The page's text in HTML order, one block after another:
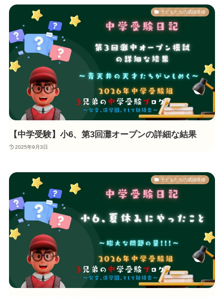
子どもたちの成績推移
【中学受験】小6、第3回灘オープンの詳細な結果
2025年9月3日
子どもたちの成績推移